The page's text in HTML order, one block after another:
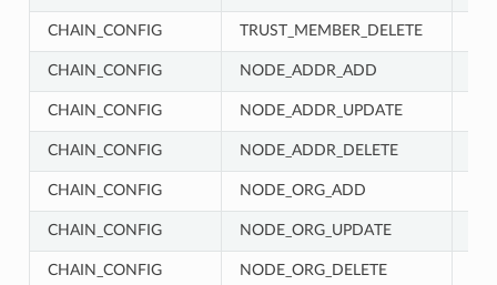
CHAIN_CONFIG TRUST_MEMBER_DELETE
CHAIN_CONFIG NODE_ADDR_ADD
CHAIN_CONFIG NODE_ADDR_UPDATE
CHAIN_CONFIG NODE_ADDR_DELETE
CHAIN_CONFIG NODE_ORG_ADD
CHAIN_CONFIG NODE_ORG_UPDATE
CHAIN_CONFIG NODE_ORG_DELETE